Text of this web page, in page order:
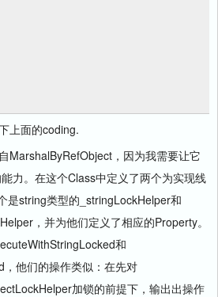
面的coding.
，因为我需要让它
力。在这个Class中定义了两个为实现线
是string类型的_stringLockHelper和
，并为他们定义了相应的Property。
和
他们的操作类似：在先对
加锁的前提下，输出出操作